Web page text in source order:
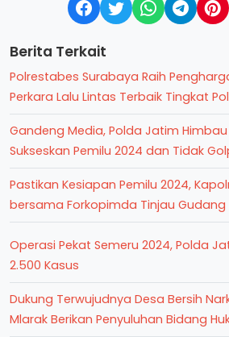
Berita Terkait
Polrestabes Surabaya Raih
Perkara Lalu Lintas Terbaik Tingkat
Gandeng Media, Polda Jatim
Sukseskan Pemilu 2024 dan Tidak
Pastikan Kesiapan Pemilu 2024,
bersama Forkopimda Tinjau Gudang
Operasi Pekat Semeru 2024, Polda
2.500 Kasus
Dukung Terwujudnya Desa Bersih
Mlarak Berikan Penyuluhan Bidang